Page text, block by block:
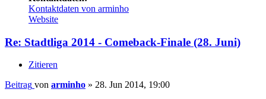
Kontaktdaten von arminho
Website
Re: Stadtliga 2014 - Comeback-Finale (28. Juni)
Zitieren
Beitrag von arminho » 28. Jun 2014, 19:00